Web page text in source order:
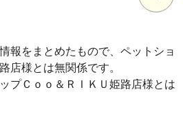
報をまとめたもので、ペットショ
店様とは無関係です。
プＣｏｏ＆ＲＩＫＵ姫路店様とは